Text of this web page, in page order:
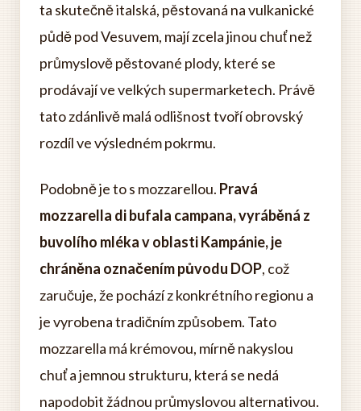
ta skutečně italská, pěstovaná na vulkanické
půdě pod Vesuvem, mají zcela jinou chuť než
průmyslově pěstované plody, které se
prodávají ve velkých supermarketech. Právě
tato zdánlivě malá odlišnost tvoří obrovský
rozdíl ve výsledném pokrmu.
Podobně je to s mozzarellou. Pravá
mozzarella di bufala campana, vyráběná z
buvolího mléka v oblasti Kampánie, je
chráněna označením původu DOP, což
zaručuje, že pochází z konkrétního regionu a
je vyrobena tradičním způsobem. Tato
mozzarella má krémovou, mírně nakyslou
chuť a jemnou strukturu, která se nedá
napodobit žádnou průmyslovou alternativou.